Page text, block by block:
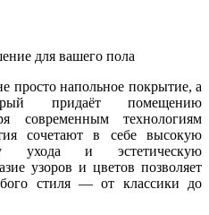
просто напольное покрытие, а
придаёт помещению
современным технологиям
сочетают в себе высокую
ухода и эстетическую
узоров и цветов позволяет
стиля — от классики до